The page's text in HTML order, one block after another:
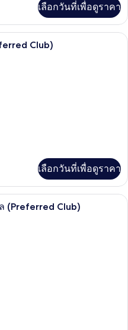
เลือกวันที่เพื่อดูราคา
ห้องดับเบิล, ใช้สระว่ายน้ำได้
Club)
เลือกวันที่เพื่อดูราคา
มินิบาร์, ตู้นิรภัยในห้องพัก, โต๊ะทำงาน,
(Preferred Club)